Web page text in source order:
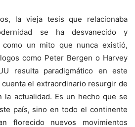
la vieja tesis que relacionaba
se ha desvanecido y
un mito que nunca existió,
como Peter Bergen o Harvey
resulta paradigmático en este
el extraordinario resurgir de
actualidad. Es un hecho que se
país, sino en todo el continente
florecido nuevos movimientos